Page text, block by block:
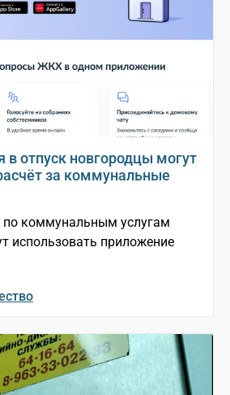
в отпуск новгородцы могут
за коммунальные
по коммунальным услугам
использовать приложение